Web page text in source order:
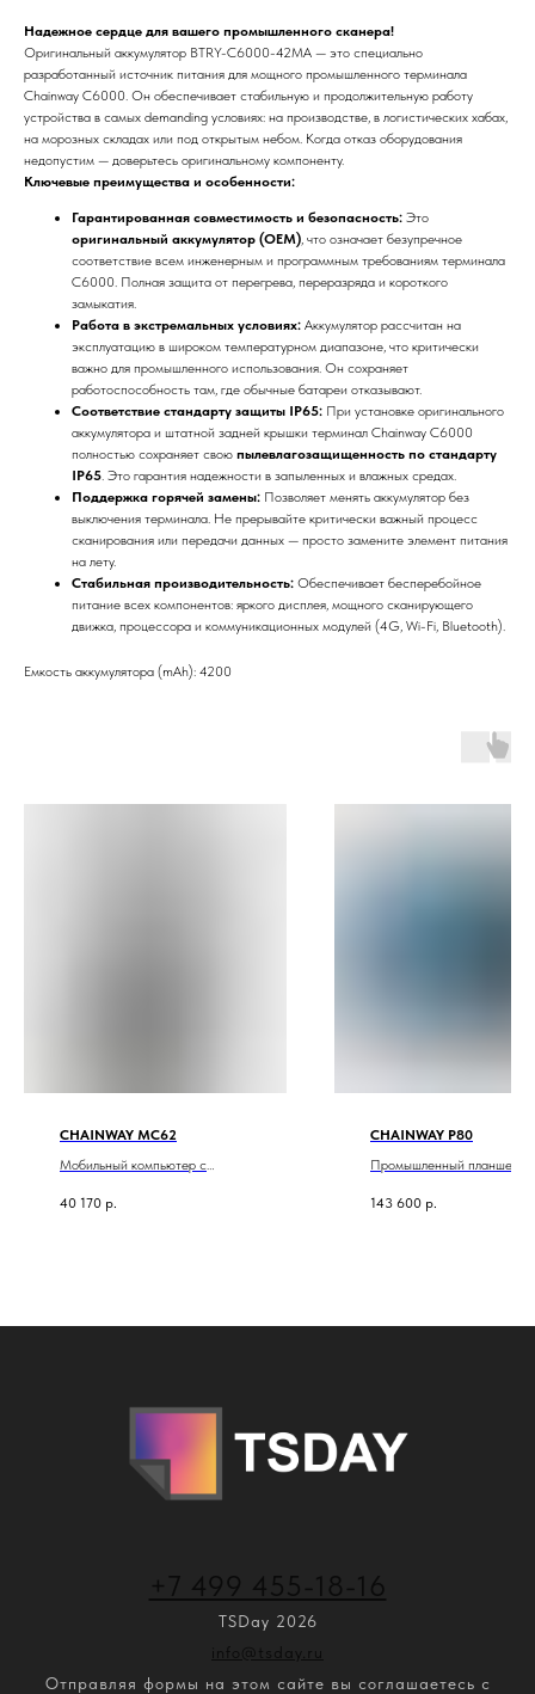
Надежное сердце для вашего промышленного сканера!
Оригинальный аккумулятор BTRY-C6000-42MA — это специально
разработанный источник питания для мощного промышленного терминала
Chainway C6000. Он обеспечивает стабильную и продолжительную работу
устройства в самых demanding условиях: на производстве, в логистических хабах,
на морозных складах или под открытым небом. Когда отказ оборудования
недопустим — доверьтесь оригинальному компоненту.
Ключевые преимущества и особенности:
Гарантированная совместимость и безопасность: Это
оригинальный аккумулятор (OEM) , что означает безупречное
соответствие всем инженерным и программным требованиям терминала
C6000. Полная защита от перегрева, переразряда и короткого
замыкатия.
Работа в экстремальных условиях: Аккумулятор рассчитан на
эксплуатацию в широком температурном диапазоне, что критически
важно для промышленного использования. Он сохраняет
работоспособность там, где обычные батареи отказывают.
Соответствие стандарту защиты IP65: При установке оригинального
аккумулятора и штатной задней крышки терминал Chainway C6000
полностью сохраняет свою пылевлагозащищенность по стандарту
IP65 . Это гарантия надежности в запыленных и влажных средах.
Поддержка горячей замены: Позволяет менять аккумулятор без
выключения терминала. Не прерывайте критически важный процесс
сканирования или передачи данных — просто замените элемент питания
на лету.
Стабильная производительность: Обеспечивает бесперебойное
питание всех компонентов: яркого дисплея, мощного сканирующего
движка, процессора и коммуникационных модулей (4G, Wi-Fi, Bluetooth).
Емкость аккумулятора (mAh): 4200
CHAINWAY MC62
Мобильный компьютер с
40 170 р.
CHAINWAY P80
Промышленный планшет
143 600 р.
+7 499 455-18-16
TSDay 2026
info@tsday.ru
Отправляя формы на этом сайте вы соглашаетесь с